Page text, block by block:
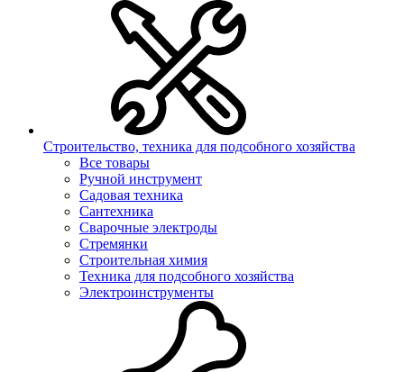
Строительство, техника для подсобного хозяйства
Все товары
Ручной инструмент
Садовая техника
Сантехника
Сварочные электроды
Стремянки
Строительная химия
Техника для подсобного хозяйства
Электроинструменты